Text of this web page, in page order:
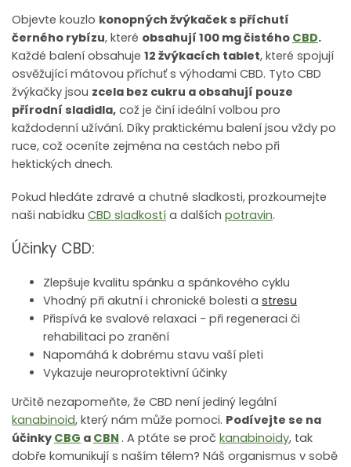
Objevte kouzlo konopných žvýkaček s příchutí
černého rybízu, které obsahují 100 mg čistého CBD.
Každé balení obsahuje 12 žvýkacích tablet, které spojují
osvěžující mátovou příchuť s výhodami CBD. Tyto CBD
žvýkačky jsou zcela bez cukru a obsahují pouze
přírodní sladidla, což je činí ideální volbou pro
každodenní užívání. Díky praktickému balení jsou vždy po
ruce, což oceníte zejména na cestách nebo při
hektických dnech.
Pokud hledáte zdravé a chutné sladkosti, prozkoumejte
naši nabídku CBD sladkostí a dalších potravin.
Účinky CBD:
Zlepšuje kvalitu spánku a spánkového cyklu
Vhodný při akutní i chronické bolesti a stresu
Přispívá ke svalové relaxaci - při regeneraci či
rehabilitaci po zranění
Napomáhá k dobrému stavu vaší pleti
Vykazuje neuroprotektivní účinky
Určitě nezapomeňte, že CBD není jediný legální
kanabinoid, který nám může pomoci. Podívejte se na
účinky CBG a CBN . A ptáte se proč kanabinoidy, tak
dobře komunikují s naším tělem? Náš organismus v sobě